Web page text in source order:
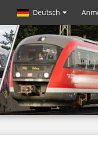
Deutsch